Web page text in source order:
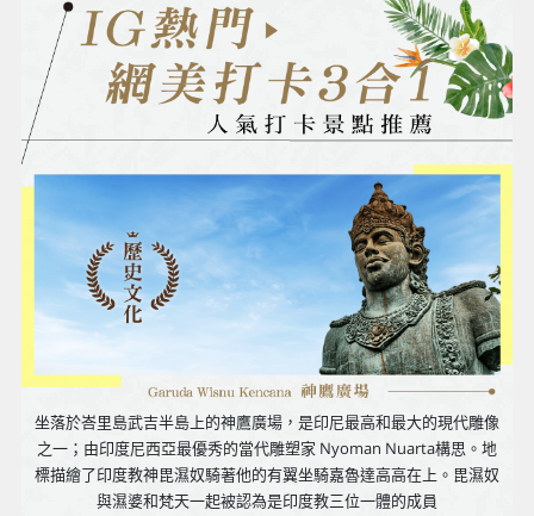
坐落於峇里島武吉半島上的神鷹廣場，是印尼最高和最大的現代雕像
之一；由印度尼西亞最優秀的當代雕塑家 Nyoman Nuarta構思。地
標描繪了印度教神毘濕奴騎著他的有翼坐騎嘉魯達高高在上。毘濕奴
與濕婆和梵天一起被認為是印度教三位一體的成員